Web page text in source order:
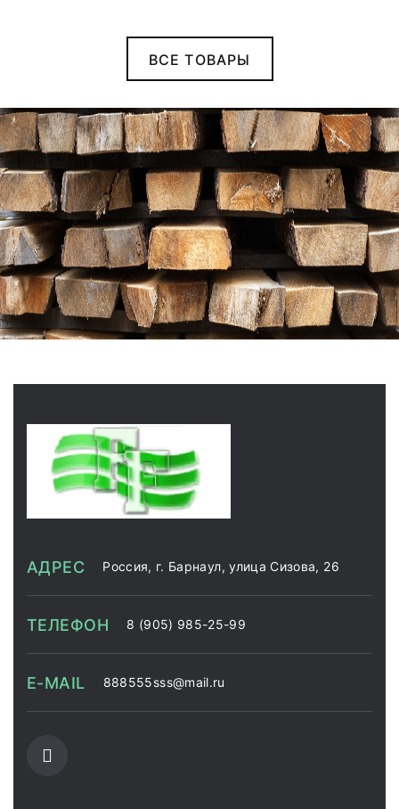
ВСЕ ТОВАРЫ
АДРЕС Россия, г. Барнаул, улица Сизова, 26
ТЕЛЕФОН 8 (905) 985-25-99
E-MAIL 888555sss@mail.ru